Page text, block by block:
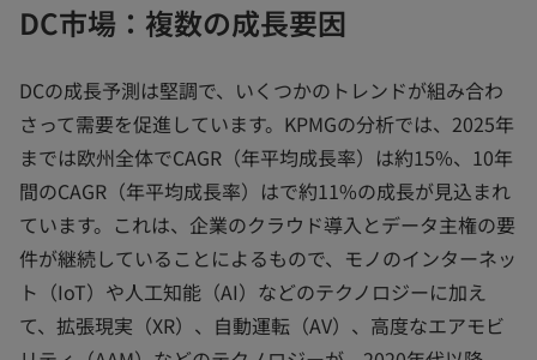
DC市場：複数の成長要因
DCの成長予測は堅調で、いくつかのトレンドが組み合わ
さって需要を促進しています。KPMGの分析では、2025年
までは欧州全体でCAGR（年平均成長率）は約15%、10年
間のCAGR（年平均成長率）はで約11%の成長が見込まれ
ています。これは、企業のクラウド導入とデータ主権の要
件が継続していることによるもので、モノのインターネッ
ト（IoT）や人工知能（AI）などのテクノロジーに加え
て、拡張現実（XR）、自動運転（AV）、高度なエアモビ